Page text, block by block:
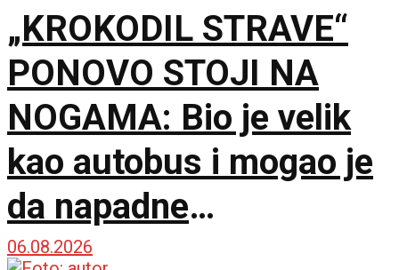
„KROKODIL STRAVE“
PONOVO STOJI NA
NOGAMA: Bio je velik
kao autobus i mogao je
da napadne
dinosauruse
06.08.2026